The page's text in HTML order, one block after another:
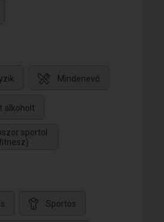
Mindenevő
alkoholt
sportol
Sportos